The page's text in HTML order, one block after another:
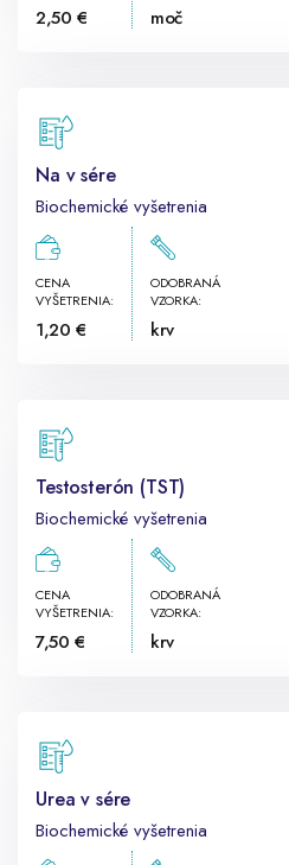
2,50 € moč
Na v sére
Biochemické vyšetrenia
CENA
VYŠETRENIA:
1,20 €
ODOBRANÁ
VZORKA:
krv
Testosterón (TST)
Biochemické vyšetrenia
CENA
VYŠETRENIA:
7,50 €
ODOBRANÁ
VZORKA:
krv
Urea v sére
Biochemické vyšetrenia